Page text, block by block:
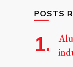
POSTS